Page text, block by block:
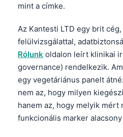
mint a címke.
Az Kantesti LTD egy brit
felülvizsgálattal,
Rólunk oldalon leírt klinikai
governance) rendelkezik.
egy vegetáriánus panelt
nem az, hogy milyen
hanem az, hogy melyik mért
funkcionális marker